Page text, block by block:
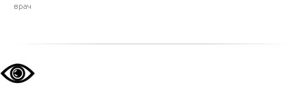
врач